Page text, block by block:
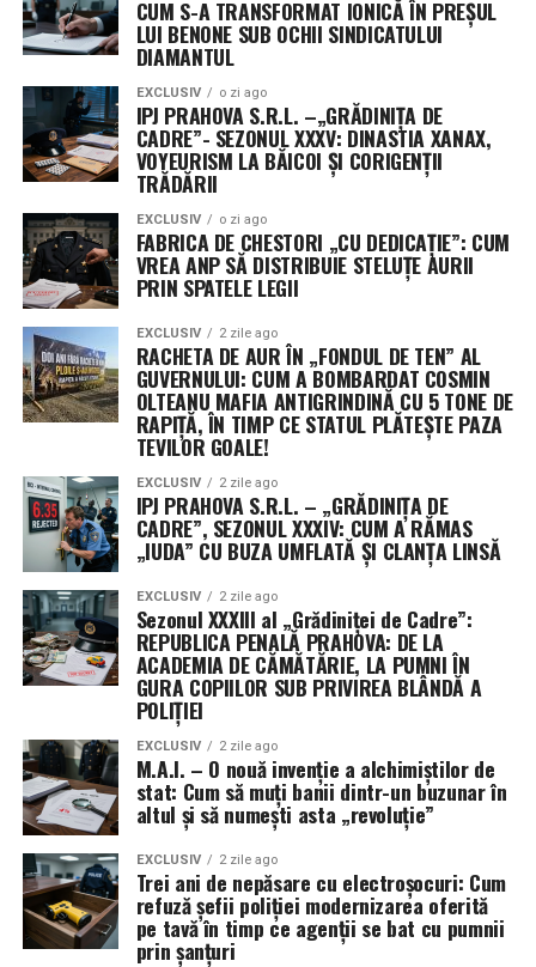
Aceste platforme orbitale vor fi transportate în spațiu
de noua rachetă Neutron, un lansator de clasă grea
programat pentru primul zbor spre finalul acestui an,
de la complexul din Wallops Island, Virginia. Designul
plat permite optimizarea spațiului în interiorul rachetei,
facilitând desfășurarea rapidă a unor rețele vaste de
senzori, esențiale pentru detectarea țintelor mobile în
timp real.
Misterul celui de-al treilea jucător: Securitatea
operațională ascunde identitatea unor contractori
cheie
Un aspect neobișnuit al acestui anunț este menținerea
sub anonimat a celui de-al treilea beneficiar al
contractului. Purtătorii de cuvânt ai comandamentului
au precizat că decizia este dictată strict de protocoalele
de securitate operațională (OPSEC), menite să protejeze
profilurile misiunilor sensibile și capacitățile specifice
dezvoltate.
Această practică a Pentagonului, de a ascunde detaliile
despre contractori și valorile exacte ale premiilor,
devine din ce în ce mai frecventă. Justificarea oficială
este nevoia de a preveni transferul de informații
strategice către puteri rivale precum China. Utilizarea
unor vehicule contractuale non-tradiționale permite
ocolirea cerințelor standard de raportare publică,
oferind armatei o mai mare libertate de mișcare, dar și
un grad sporit de discreție în cursa pentru supremație
tehnologică în spațiul cosmic.
CUM S-A TRANSFORMAT IONICĂ ÎN PREȘUL
LUI BENONE SUB OCHII SINDICATULUI
DIAMANTUL
EXCLUSIV o zi ago
IPJ PRAHOVA S.R.L. –„GRĂDINIȚA DE
CADRE”- SEZONUL XXXV: DINASTIA XANAX,
VOYEURISM LA BĂICOI ȘI CORIGENȚII
TRĂDĂRII
EXCLUSIV o zi ago
FABRICA DE CHESTORI „CU DEDICAȚIE”: CUM
VREA ANP SĂ DISTRIBUIE STELUȚE AURII
PRIN SPATELE LEGII
EXCLUSIV 2 zile ago
RACHETA DE AUR ÎN „FONDUL DE TEN” AL
GUVERNULUI: CUM A BOMBARDAT COSMIN
OLTEANU MAFIA ANTIGRINDINĂ CU 5 TONE DE
RAPIȚĂ, ÎN TIMP CE STATUL PLĂTEȘTE PAZA
TEVILOR GOALE!
EXCLUSIV 2 zile ago
IPJ PRAHOVA S.R.L. – „GRĂDINIȚA DE
CADRE”, SEZONUL XXXIV: CUM A RĂMAS
„IUDA” CU BUZA UMFLATĂ ȘI CLANȚA LINSĂ
EXCLUSIV 2 zile ago
Sezonul XXXIII al „Grădiniței de Cadre”:
REPUBLICA PENALĂ PRAHOVA: DE LA
ACADEMIA DE CĂMĂTĂRIE, LA PUMNI ÎN
GURA COPIILOR SUB PRIVIREA BLÂNDĂ A
POLIȚIEI
EXCLUSIV 2 zile ago
M.A.I. – O nouă invenție a alchimiștilor de
stat: Cum să muți banii dintr-un buzunar în
altul și să numești asta „revoluție”
EXCLUSIV 2 zile ago
Trei ani de nepăsare cu electroșocuri: Cum
refuză șefii poliției modernizarea oferită
pe tavă în timp ce agenții se bat cu pumnii
prin șanțuri